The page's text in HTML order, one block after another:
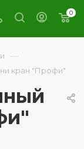
0
—
кран "Профи"